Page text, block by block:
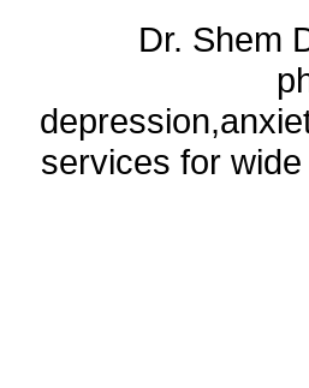
Dr. Shem
services for